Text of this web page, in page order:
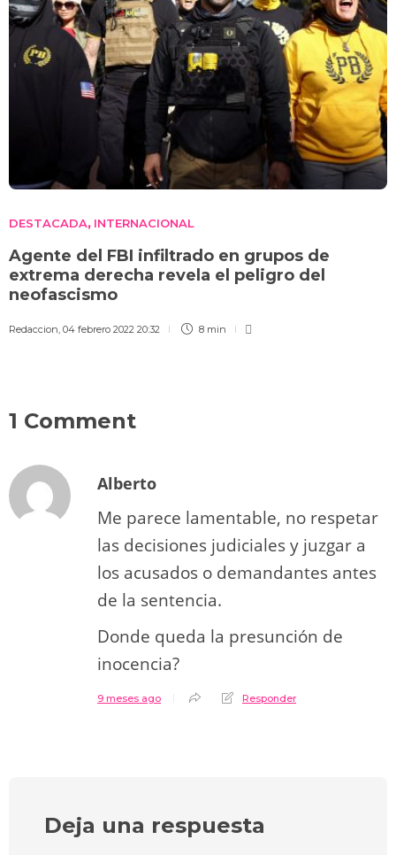
DESTACADA, INTERNACIONAL
Agente del FBI infiltrado en grupos de
extrema derecha revela el peligro del
neofascismo
Redaccion, 04 febrero 2022 20:32 8 min
1 Comment
Alberto
Me parece lamentable, no respetar
las decisiones judiciales y juzgar a
los acusados o demandantes antes
de la sentencia.
Donde queda la presunción de
inocencia?
9 meses ago Responder
Deja una respuesta